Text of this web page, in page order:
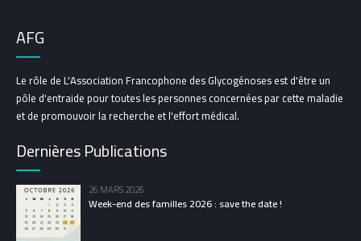
AFG
Le rôle de L'Association Francophone des Glycogénoses est d'être un
pôle d'entraide pour toutes les personnes concernées par cette maladie
et de promouvoir la recherche et l'effort médical.
Dernières Publications
26 MARS 2026
Week-end des familles 2026 : save the date !